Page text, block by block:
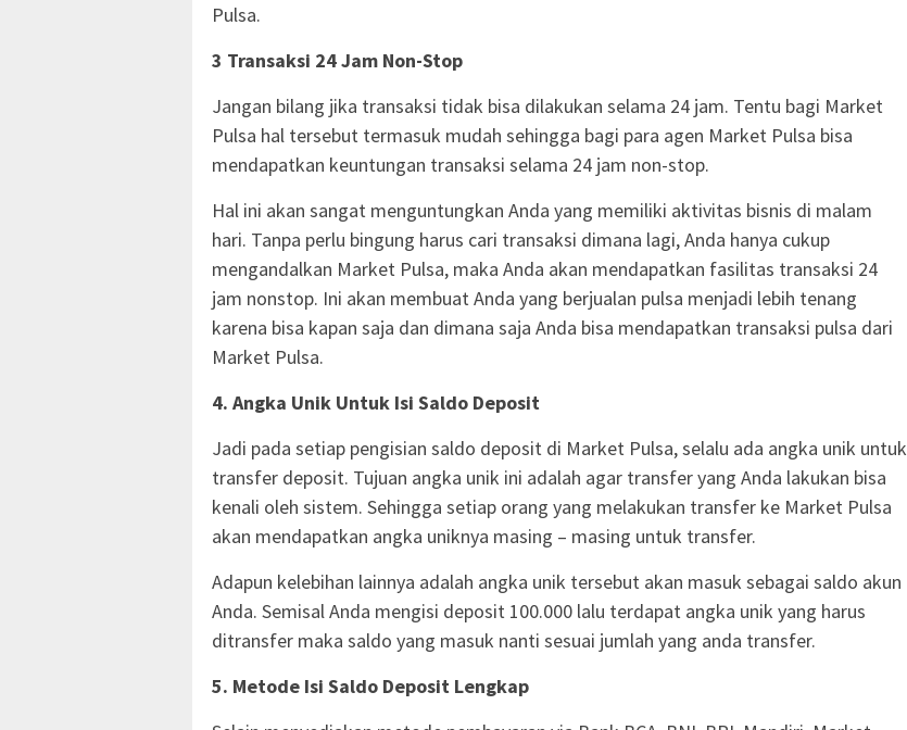
Pulsa.
3 Transaksi 24 Jam Non-Stop
Jangan bilang jika transaksi tidak bisa dilakukan selama 24 jam. Tentu bagi Market
Pulsa hal tersebut termasuk mudah sehingga bagi para agen Market Pulsa bisa
mendapatkan keuntungan transaksi selama 24 jam non-stop.
Hal ini akan sangat menguntungkan Anda yang memiliki aktivitas bisnis di malam
hari. Tanpa perlu bingung harus cari transaksi dimana lagi, Anda hanya cukup
mengandalkan Market Pulsa, maka Anda akan mendapatkan fasilitas transaksi 24
jam nonstop. Ini akan membuat Anda yang berjualan pulsa menjadi lebih tenang
karena bisa kapan saja dan dimana saja Anda bisa mendapatkan transaksi pulsa dari
Market Pulsa.
4. Angka Unik Untuk Isi Saldo Deposit
Jadi pada setiap pengisian saldo deposit di Market Pulsa, selalu ada angka unik untuk
transfer deposit. Tujuan angka unik ini adalah agar transfer yang Anda lakukan bisa
kenali oleh sistem. Sehingga setiap orang yang melakukan transfer ke Market Pulsa
akan mendapatkan angka uniknya masing – masing untuk transfer.
Adapun kelebihan lainnya adalah angka unik tersebut akan masuk sebagai saldo akun
Anda. Semisal Anda mengisi deposit 100.000 lalu terdapat angka unik yang harus
ditransfer maka saldo yang masuk nanti sesuai jumlah yang anda transfer.
5. Metode Isi Saldo Deposit Lengkap